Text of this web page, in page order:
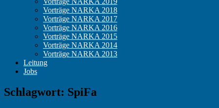
Vorträge NARKA 2018
Vorträge NARKA 2017
Vorträge NARKA 2016
Vorträge NARKA 2015
Vorträge NARKA 2014
Vorträge NARKA 2013
Leitung
Jobs
Schlagwort: SpiFa